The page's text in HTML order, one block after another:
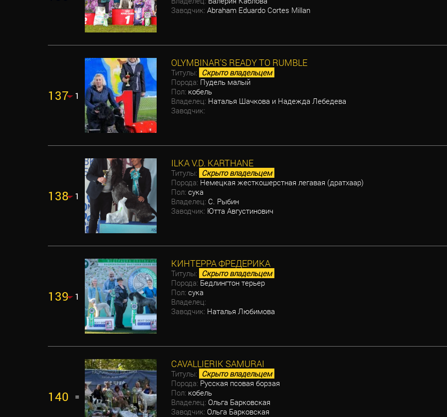
Заводчик: Abraham Eduardo Cortes Millan
137 1
OLYMBINAR'S READY TO RUMBLE
Титулы: Скрыто владельцем
Порода: Пудель малый
Пол: кобель
Владелец: Наталья Шачкова и Надежда Лебедева
Заводчик:
138 1
ILKA V.D. KARTHANE
Титулы: Скрыто владельцем
Порода: Немецкая жесткошерстная легавая (дратхаар)
Пол: сука
Владелец: С. Рыбин
Заводчик: Ютта Августинович
139 1
КИНТЕРРА ФРЕДЕРИКА
Титулы: Скрыто владельцем
Порода: Бедлингтон терьер
Пол: сука
Владелец:
Заводчик: Наталья Любимова
140 =
CAVALLIERIK SAMURAI
Титулы: Скрыто владельцем
Порода: Русская псовая борзая
Пол: кобель
Владелец: Ольга Барковская
Заводчик: Ольга Барковская